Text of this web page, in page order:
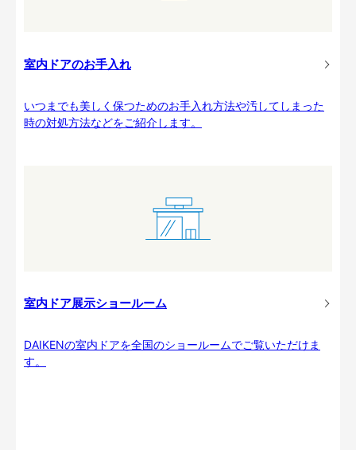
室内ドアのお手入れ
いつまでも美しく保つためのお手入れ方法や汚してしまった
時の対処方法などをご紹介します。
室内ドア展示ショールーム
DAIKENの室内ドアを全国のショールームでご覧いただけま
す。